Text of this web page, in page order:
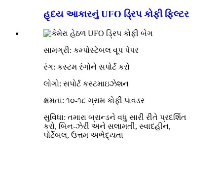
હૃદય આકારનું UFO ડ્રિપ કોફી ફિલ્ટર
સામગ્રી: કમ્પોસ્ટેબલ વૂપ પેપર
રંગ: કસ્ટમ રંગોને સપોર્ટ કરો
લોગો: સપોર્ટ કસ્ટમાઇઝેશન
ક્ષમતા: ૧૦-૧૮ ગ્રામ કોફી પાવડર
સુવિધા: તમારા બ્રાન્ડને વધુ સારી રીતે પ્રદર્શિત
કરો, બિન-ઝેરી અને સલામતી, સ્વાદહીન,
પોર્ટેબલ, ઉત્તમ અભેદ્યતા